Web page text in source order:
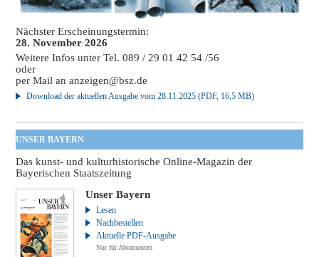
Nächster Erscheinungstermin:
28. November 2026
Weitere Infos unter Tel. 089 / 29 01 42 54 /56
oder
per Mail ananzeigen@bsz.de
Download der aktuellen Ausgabe vom 28.11.2025 (PDF, 16,5 MB)
UNSER BAYERN
Das kunst- und kulturhistorische Online-Magazin der
Bayerischen Staatszeitung
Unser Bayern
Lesen
Nachbestellen
Aktuelle PDF-Ausgabe
Nur für Abonnenten